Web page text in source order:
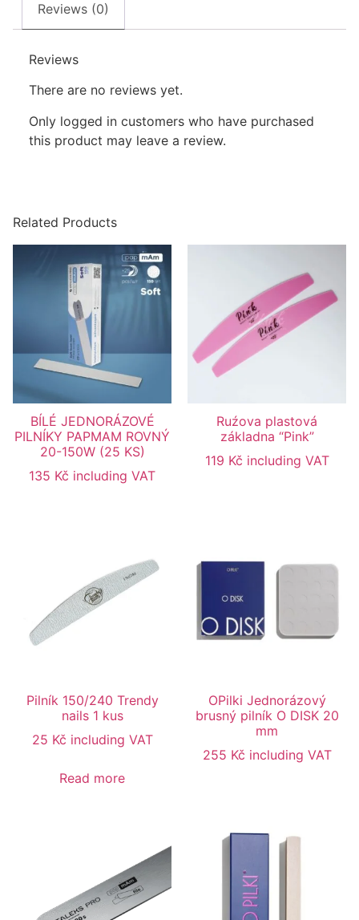
Reviews (0)
Reviews
There are no reviews yet.
Only logged in customers who have purchased
this product may leave a review.
Related Products
BÍLÉ JEDNORÁZOVÉ
PILNÍKY PAPMAM ROVNÝ
20-150W (25 KS)
135 Kč including VAT
Ruźova plastová
základna “Pink”
119 Kč including VAT
Pilník 150/240 Trendy
nails 1 kus
25 Kč including VAT
Read more
OPilki Jednorázový
brusný pilník O DISK 20
mm
255 Kč including VAT